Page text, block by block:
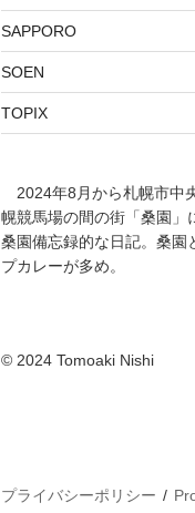
SAPPORO
SOEN
TOPIX
2024年8月から札幌市中
幌競馬場の間の街「桑園」
桑園備忘録的な日記。桑園
プカレーが多め。
©️ 2024 Tomoaki Nishi
プライバシーポリシー